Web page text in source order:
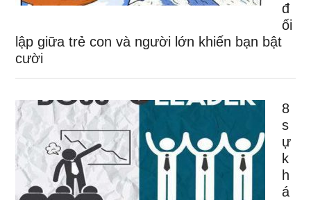
đ
ối
lập giữa trẻ con và người lớn khiến bạn bật
cười
8
s
ự
k
h
á